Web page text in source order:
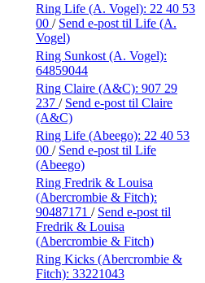
Ring Life (A. Vogel): 22 40 53
00 / Send e-post til Life (A.
Vogel)
Ring Sunkost (A. Vogel):
64859044
Ring Claire (A&C): 907 29
237 / Send e-post til Claire
(A&C)
Ring Life (Abeego): 22 40 53
00 / Send e-post til Life
(Abeego)
Ring Fredrik & Louisa
(Abercrombie & Fitch):
90487171 / Send e-post til
Fredrik & Louisa
(Abercrombie & Fitch)
Ring Kicks (Abercrombie &
Fitch): 33221043